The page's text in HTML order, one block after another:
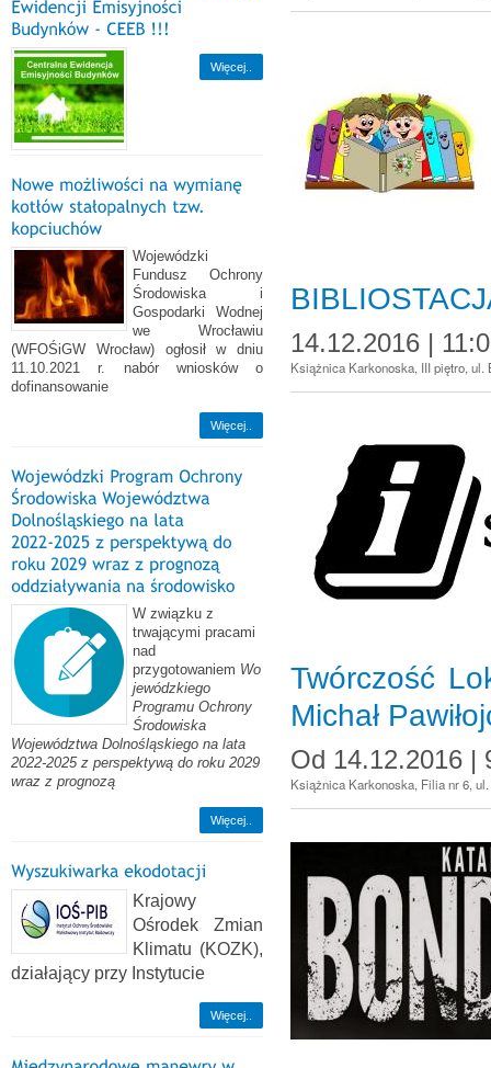
Więcej..
Wojewódzki
Fundusz Ochrony
Środowiska i
Gospodarki Wodnej
we Wrocławiu
(WFOŚiGW Wrocław) ogłosił w dniu
11.10.2021 r. nabór wniosków o
dofinansowanie
Więcej..
W związku z
trwającymi pracami
nad
przygotowaniem Wo
jewódzkiego
Programu Ochrony
Środowiska
Województwa Dolnośląskiego na lata
2022-2025 z perspektywą do roku 2029
wraz z prognozą
Więcej..
Krajowy
Ośrodek Zmian
Klimatu (KOZK),
działający przy Instytucie
Więcej..
14.12.2016 |
Książnica Karkonoska, III piętro, ul.
Twórczość
Michał
Od 14.12.2016 |
Książnica Karkonoska, Filia nr 6,